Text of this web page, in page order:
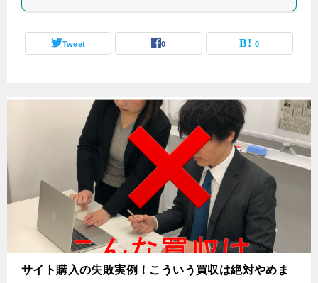
Tweet 0 0
サイト購入の失敗実例！こういう買収は絶対やめま